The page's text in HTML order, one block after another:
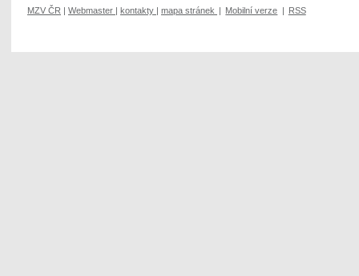
MZV ČR | Webmaster | kontakty | mapa stránek | Mobilní verze | RSS